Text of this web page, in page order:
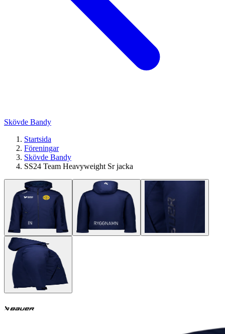
Skövde Bandy
Startsida
Föreningar
Skövde Bandy
SS24 Team Heavyweight Sr jacka